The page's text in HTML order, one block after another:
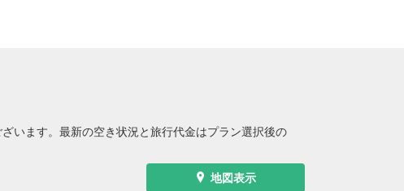
います。最新の空き状況と旅行代金はプラン選択後の
地図表示